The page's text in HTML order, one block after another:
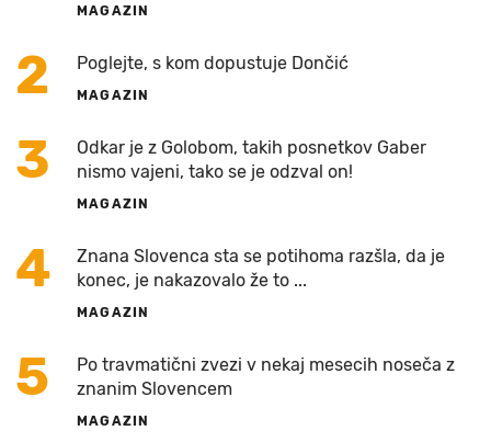
MAGAZIN
2 Poglejte, s kom dopustuje Dončić
MAGAZIN
3
Odkar je z Golobom, takih posnetkov Gaber
nismo vajeni, tako se je odzval on!
MAGAZIN
4
Znana Slovenca sta se potihoma razšla, da je
konec, je nakazovalo že to ...
MAGAZIN
5
Po travmatični zvezi v nekaj mesecih noseča z
znanim Slovencem
MAGAZIN